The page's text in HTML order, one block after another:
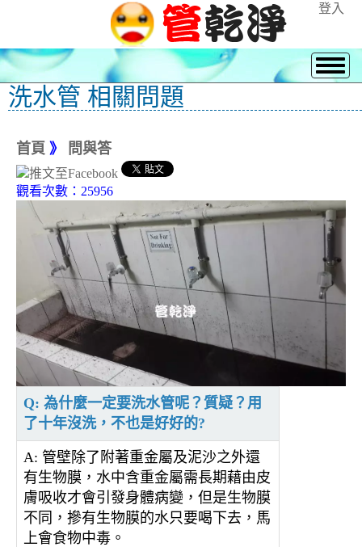
登入
洗水管 相關問題
首頁 》 問與答
觀看次數：25956
Q: 為什麼一定要洗水管呢？質疑？用
了十年沒洗，不也是好好的?
A: 管壁除了附著重金屬及泥沙之外還
有生物膜，水中含重金屬需長期藉由皮
膚吸收才會引發身體病變，但是生物膜
不同，摻有生物膜的水只要喝下去，馬
上會食物中毒。